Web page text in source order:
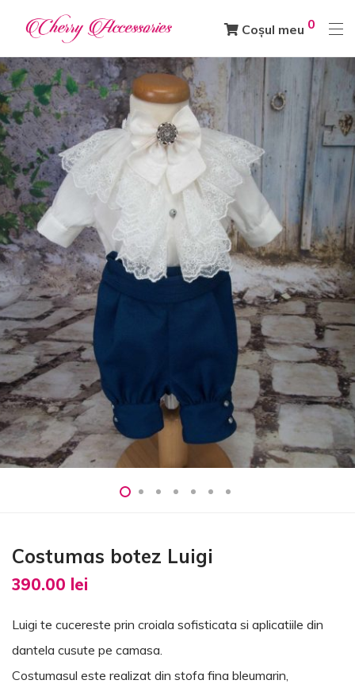
Coșul meu 0
Costumas botez Luigi
390.00 lei
Luigi te cucereste prin croiala sofisticata si aplicatiile din
dantela cusute pe camasa.
Costumasul este realizat din stofa fina bleumarin,